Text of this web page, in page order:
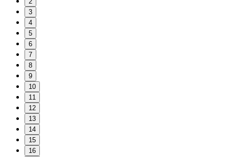
3
4
5
6
7
8
9
10
11
12
13
14
15
16